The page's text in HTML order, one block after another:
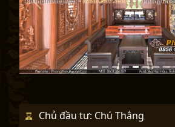
P
i
o
Chủ đầu tư: Chú Thắng